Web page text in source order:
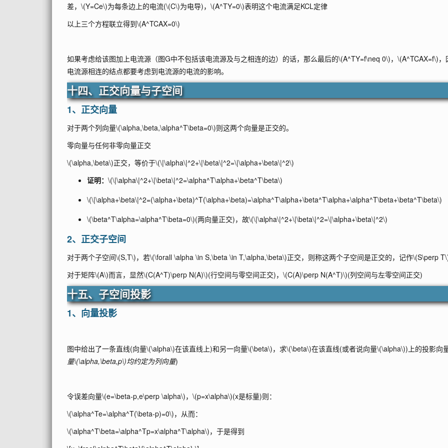
差，\(Y=Ce\)为每条边上的电流(\(C\)为电导)，\(A^TY=0\)表明这个电流满足KCL定律
以上三个方程联立得到\(A^TCAX=0\)
如果考虑给该图加上电流源（图G中不包括该电流源及与之相连的边）的话，那么最后的\(A^TY=f\neq 0\)，\(A^TCAX=f\)，
电流源相连的结点都要考虑到电流源的电流的影响。
十四、正交向量与子空间
1、正交向量
对于两个列向量\(\alpha,\beta,\alpha^T\beta=0\)则这两个向量是正交的。
零向量与任何非零向量正交
\(\alpha,\beta\)正交，等价于\(\|\alpha\|^2+\|\beta\|^2=\|\alpha+\beta\|^2\)
证明：\(\|\alpha\|^2+\|\beta\|^2=\alpha^T\alpha+\beta^T\beta\)
\(\|\alpha+\beta\|^2=(\alpha+\beta)^T(\alpha+\beta)=\alpha^T\alpha+\beta^T\alpha+\alpha^T\beta+\beta^T\beta\)
\(\beta^T\alpha=\alpha^T\beta=0\)(两向量正交)，故\(\|\alpha\|^2+\|\beta\|^2=\|\alpha+\beta\|^2\)
2、正交子空间
对于两个子空间\(S,T\)，若\(\forall \alpha \in S,\beta \in T,\alpha,\beta\)正交，则称这两个子空间是正交的，记作\(S\perp
对于矩阵\(A\)而言，显然\(C(A^T)\perp N(A)\)(行空间与零空间正交)，\(C(A)\perp N(A^T)\)(列空间与左零空间正交)
十五、子空间投影
1、向量投影
图中给出了一条直线(向量\(\alpha\)在该直线上)和另一向量\(\beta\)，求\(\beta\)在该直线(或者说向量\(\alpha\))上的投影向
量\(\alpha,\beta,p\)均约定为列向量)
令误差向量\(e=\beta-p,e\perp \alpha\)，\(p=x\alpha\)(x是标量)则：
\(\alpha^Te=\alpha^T(\beta-p)=0\)，从而：
\(\alpha^T\beta=\alpha^Tp=x\alpha^T\alpha\)，于是得到